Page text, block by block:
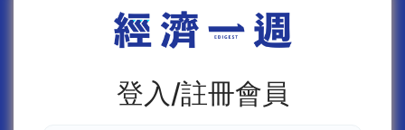
登入/註冊會員